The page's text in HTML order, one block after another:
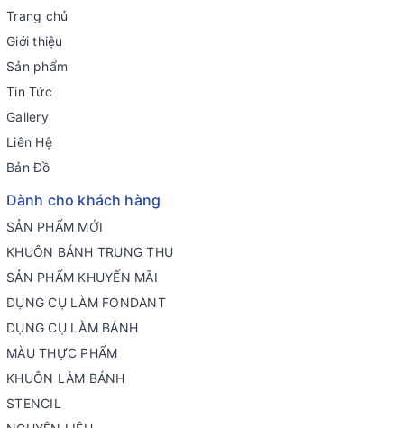
Trang chủ
Giới thiệu
Sản phẩm
Tin Tức
Gallery
Liên Hệ
Bản Đồ
Dành cho khách hàng
SẢN PHẨM MỚI
KHUÔN BÁNH TRUNG THU
SẢN PHẨM KHUYẾN MÃI
DỤNG CỤ LÀM FONDANT
DỤNG CỤ LÀM BÁNH
MÀU THỰC PHẨM
KHUÔN LÀM BÁNH
STENCIL